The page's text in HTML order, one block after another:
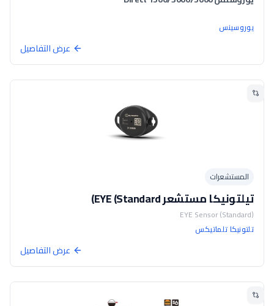
يوروسينس
عرض التفاصيل
المستشعرات
تيلتونيكا مستشعر EYE (Standard)
EYE Sensor (Standard)
تلتونيكا تلماتيكس
عرض التفاصيل